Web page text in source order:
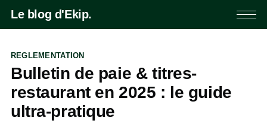
Le blog d'Ekip.
REGLEMENTATION
Bulletin de paie & titres-
restaurant en 2025 : le guide
ultra-pratique